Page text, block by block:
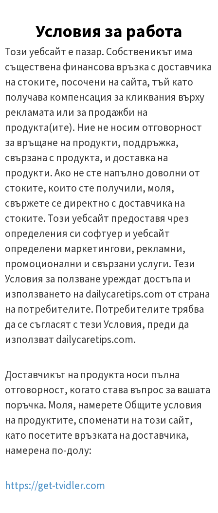
Условия за работа
Този уебсайт е пазар. Собственикът има
съществена финансова връзка с доставчика
на стоките, посочени на сайта, тъй като
получава компенсация за кликвания върху
рекламата или за продажби на
продукта(ите). Ние не носим отговорност
за връщане на продукти, поддръжка,
свързана с продукта, и доставка на
продукти. Ако не сте напълно доволни от
стоките, които сте получили, моля,
свържете се директно с доставчика на
стоките. Този уебсайт предоставя чрез
определения си софтуер и уебсайт
определени маркетингови, рекламни,
промоционални и свързани услуги. Тези
Условия за ползване уреждат достъпа и
използването на dailycaretips.com от страна
на потребителите. Потребителите трябва
да се съгласят с тези Условия, преди да
използват dailycaretips.com.
Доставчикът на продукта носи пълна
отговорност, когато става въпрос за вашата
поръчка. Моля, намерете Общите условия
на продуктите, споменати на този сайт,
като посетите връзката на доставчика,
намерена по-долу:
https://get-tvidler.com